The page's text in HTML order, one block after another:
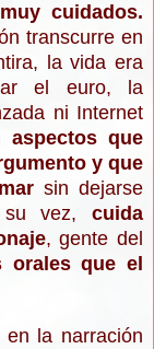
cuidados.
transcurre en
la vida era
el euro, la
ada ni Internet
aspectos que
y que
marsin dejarse
vez, cuida
, gente del
orales que el
en la narración